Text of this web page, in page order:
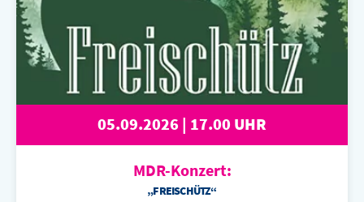
05.09.2026 | 17.00 UHR
MDR-Konzert:
„FREISCHÜTZ“